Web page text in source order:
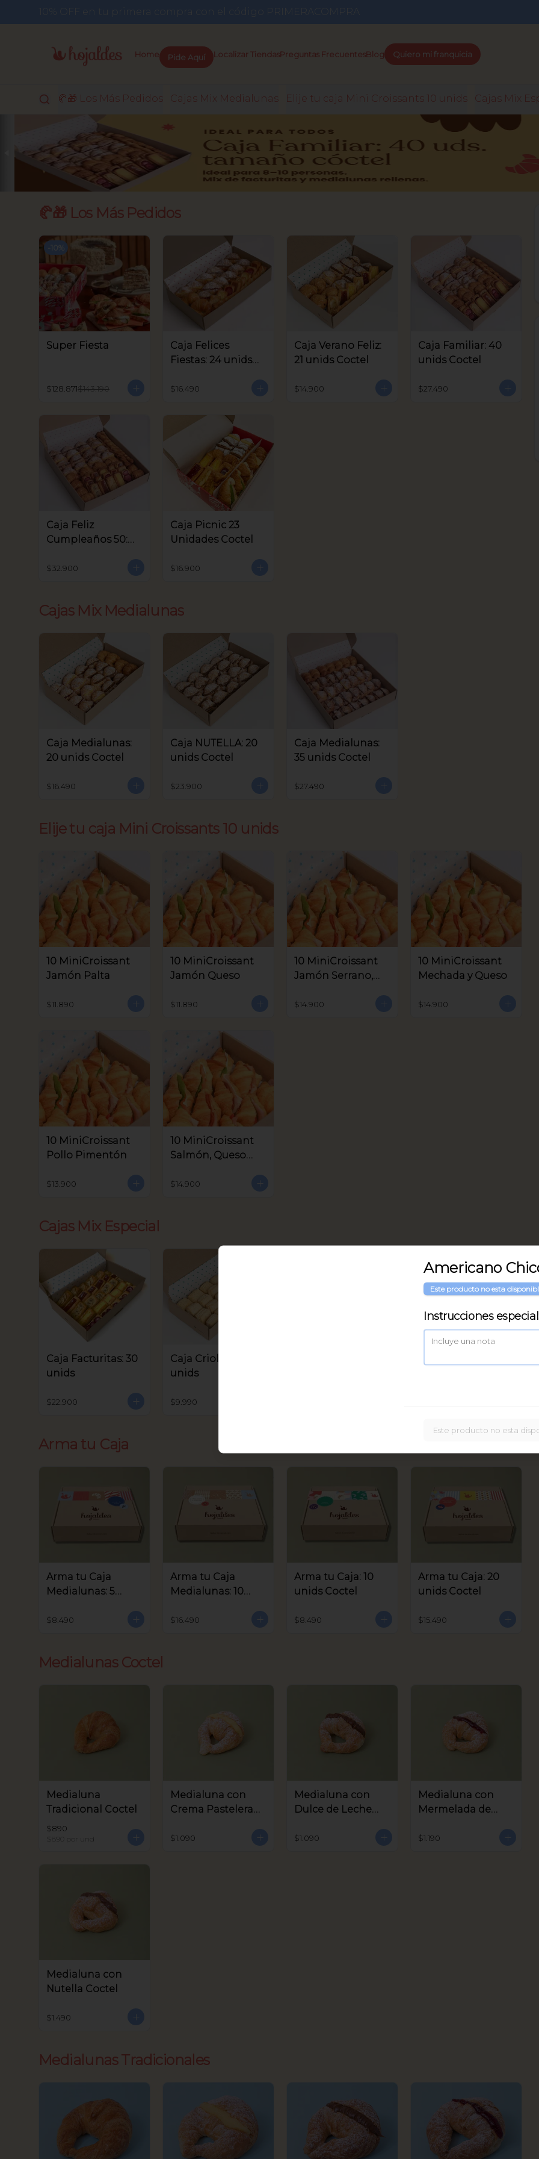
10% OFF en tu primera compra con el código PRIMERACOMPRA
Home
Pide Aquí
Localizar TiendasPreguntas FrecuentesBlog Quiero mi franquicia
🥐🎁 Los Más Pedidos Cajas Mix Medialunas Elije tu caja Mini Croissants 10 unids Cajas Mix
🥐🎁 Los Más Pedidos
10 %
Super Fiesta
$128.871$143.190
Caja Felices
Fiestas: 24 unids
$16.490
Caja Verano Feliz:
21 unids Coctel
$14.900
Caja Familiar: 40
unids Coctel
$27.490
Caja Feliz
Cumpleaños 50:
$32.900
Caja Picnic 23
Unidades Coctel
$16.900
Cajas Mix Medialunas
Caja Medialunas:
20 unids Coctel
$16.490
Caja NUTELLA: 20
unids Coctel
$23.900
Caja Medialunas:
35 unids Coctel
$27.490
Elije tu caja Mini Croissants 10 unids
10 MiniCroissant
Jamón Palta
$11.890
10 MiniCroissant
Jamón Queso
$11.890
10 MiniCroissant
Jamón Serrano,
Aceitunas V.
$14.900
10 MiniCroissant
Mechada y Queso
$14.900
10 MiniCroissant
Pollo Pimentón
$13.900
10 MiniCroissant
Salmón, Queso
$14.900
Cajas Mix Especial
Caja Facturitas: 30
unids
$22.900
Caja Criollitos: 20
unids
$9.990
Arma tu Caja
Arma tu Caja
Medialunas: 5
$8.490
Arma tu Caja
Medialunas: 10
$16.490
Arma tu Caja: 10
unids Coctel
$8.490
Arma tu Caja: 20
unids Coctel
$15.490
Medialunas Coctel
Medialuna
Tradicional Coctel
$890
$890 por und
Medialuna con
Crema Pastelera
$1.090
Medialuna con
Dulce de Leche
$1.090
Medialuna con
Mermelada de
$1.190
Medialuna con
Nutella Coctel
$1.490
Medialunas Tradicionales
Americano
Este producto no esta
Instrucciones
Este producto no esta